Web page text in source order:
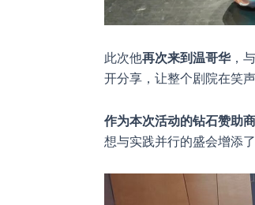
此次他再次来到温哥华，
开分享，让整个剧院在笑
作为本次活动的钻石赞助
想与实践并行的盛会增添